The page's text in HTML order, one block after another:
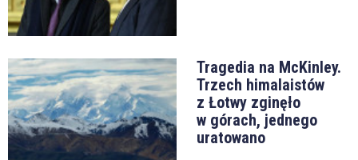
Tragedia na McKinley.
Trzech himalaistów
z Łotwy zginęło
w górach, jednego
uratowano